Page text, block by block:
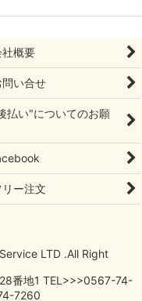
社概要
問い合せ
払い"についてのお願
リー注文
LTD .All Right
番地1 TEL>>>0567-74-
7260